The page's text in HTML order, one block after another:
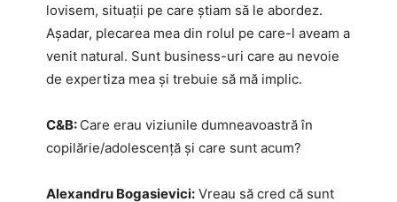
lovisem, situații pe care știam să le abordez.
Așadar, plecarea mea din rolul pe care-l aveam a
venit natural. Sunt business-uri care au nevoie
de expertiza mea și trebuie să mă implic.
C&B: Care erau viziunile dumneavoastră în
copilărie/adolescență și care sunt acum?
Alexandru Bogasievici: Vreau să cred că sunt